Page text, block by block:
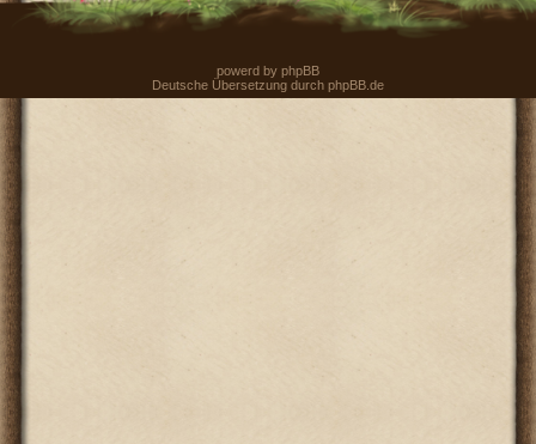
powerd by phpBB
Deutsche Übersetzung durch phpBB.de